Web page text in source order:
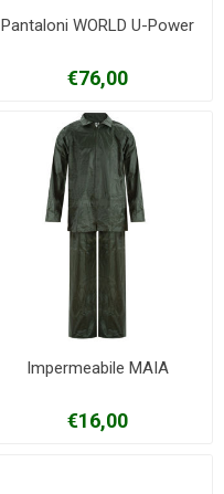
Pantaloni WORLD U-Power
€76,00
Impermeabile MAIA
€16,00